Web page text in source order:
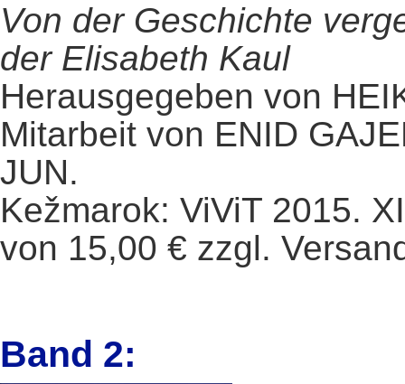
Von der Geschichte
der Elisabeth Kaul
Herausgegeben von
Mitarbeit von ENID
JUN.
Kežmarok: ViViT 2015.
von 15,00 € zzgl.
Band 2: